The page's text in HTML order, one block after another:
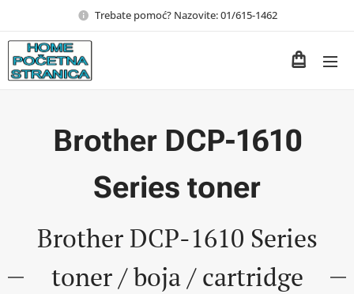
Trebate pomoć? Nazovite: 01/615-1462
Brother DCP-1610
Series toner
Brother DCP-1610 Series
toner / boja / cartridge